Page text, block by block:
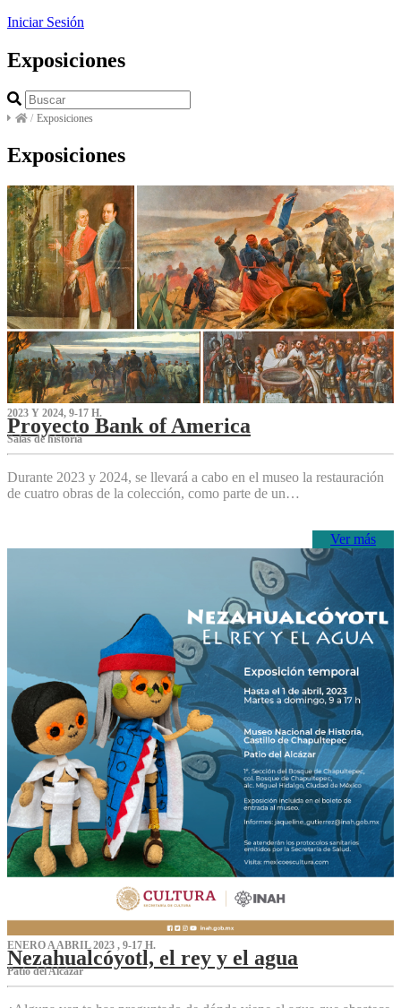
Iniciar Sesión
Exposiciones
/ Exposiciones
Exposiciones
2023 Y 2024, 9-17 H.
Proyecto Bank of America
S‌alas de historia
Durante 2023 y 2024, se llevará a cabo en el museo la restauración
de cuatro obras de la colección, como parte de un…
Ver más
ENERO A ABRIL 2023 , 9-17 H.
Nezahualcóyotl, el rey y el agua
Patio del Alcázar